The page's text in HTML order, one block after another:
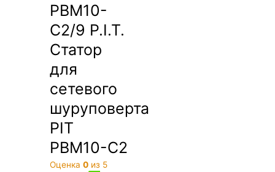
PBM10-
C2/9 P.I.T.
Статор
для
сетевого
шуруповерта
PIT
PBM10-C2
Оценка0 из 5